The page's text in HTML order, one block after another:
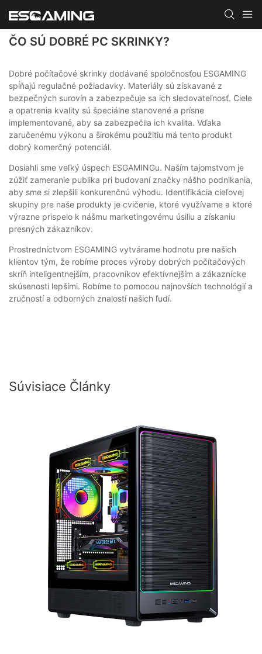
ČO SÚ DOBRÉ PC SKRINKY?
Dobré počítačové skrinky dodávané spoločnosťou ESGAMING
spĺňajú regulačné požiadavky. Materiály sú získavané z
bezpečných surovín a zabezpečuje sa ich sledovateľnosť. Ciele
a opatrenia kvality sú špeciálne stanovené a prísne
implementované, aby sa zabezpečila ich kvalita. Vďaka
zaručenému výkonu a širokému použitiu má tento produkt
dobrý komerčný potenciál.
Dosiahli sme veľký úspech ESGAMINGu. Naším tajomstvom je
zúžiť zameranie publika pri budovaní značky nášho podnikania,
aby sme si zlepšili konkurenčnú výhodu. Identifikácia cieľovej
skupiny pre naše produkty je cvičenie, ktoré využívame a ktoré
výrazne prispelo k nášmu marketingovému úsiliu a získaniu
presných zákazníkov.
Prostredníctvom ESGAMING vytvárame hodnotu pre našich
klientov tým, že robíme proces výroby dobrých počítačových
skríň inteligentnejším, pracovníkov efektívnejším a zákaznícke
skúsenosti lepšími. Robíme to pomocou najnovších technológií a
zručností a odborných znalostí našich ľudí.
Súvisiace Články